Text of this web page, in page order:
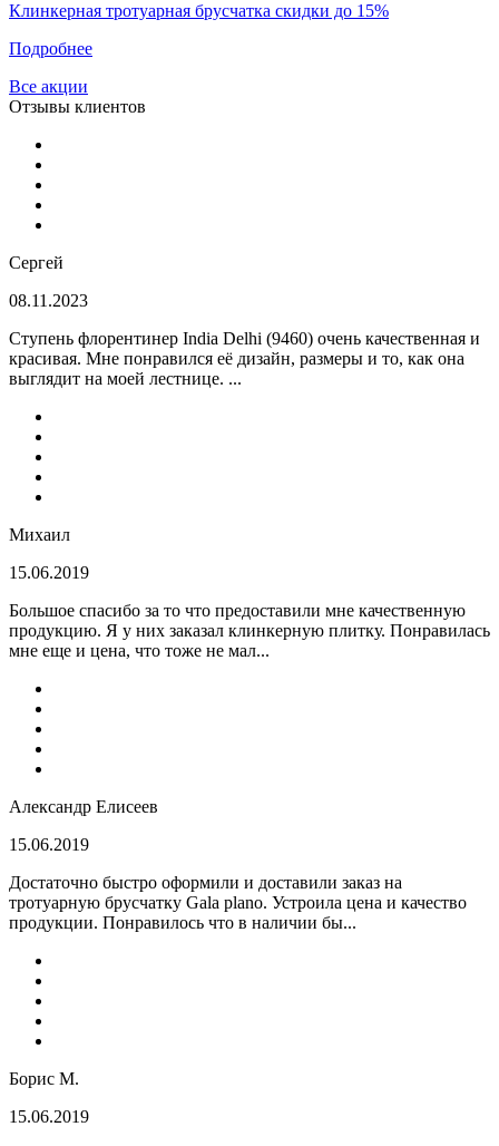
Клинкерная тротуарная брусчатка скидки до 15%
Подробнее
Все акции
Отзывы клиентов
Сергей
08.11.2023
Ступень флорентинер India Delhi (9460) очень качественная и
красивая. Мне понравился её дизайн, размеры и то, как она
выглядит на моей лестнице. ...
Михаил
15.06.2019
Большое спасибо за то что предоставили мне качественную
продукцию. Я у них заказал клинкерную плитку. Понравилась
мне еще и цена, что тоже не мал...
Александр Елисеев
15.06.2019
Достаточно быстро оформили и доставили заказ на
тротуарную брусчатку Gala plano. Устроила цена и качество
продукции. Понравилось что в наличии бы...
Борис М.
15.06.2019